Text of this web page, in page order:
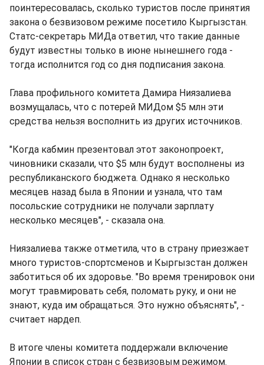
поинтересовалась, сколько туристов после принятия
закона о безвизовом режиме посетило Кыргызстан.
Статс-секретарь МИДа ответил, что такие данные
будут известны только в июне нынешнего года -
тогда исполнится год со дня подписания закона.
Глава профильного комитета Дамира Ниязалиева
возмущалась, что с потерей МИДом $5 млн эти
средства нельзя восполнить из других источников.
"Когда кабмин презентовал этот законопроект,
чиновники сказали, что $5 млн будут восполнены из
республиканского бюджета. Однако я несколько
месяцев назад была в Японии и узнала, что там
посольские сотрудники не получали зарплату
несколько месяцев", - сказала она.
Ниязалиева также отметила, что в страну приезжает
много туристов-спортсменов и Кыргызстан должен
заботиться об их здоровье. "Во время тренировок они
могут травмировать себя, поломать руку, и они не
знают, куда им обращаться. Это нужно объяснять", -
считает нардеп.
В итоге члены комитета поддержали включение
Японии в список стран с безвизовым режимом.